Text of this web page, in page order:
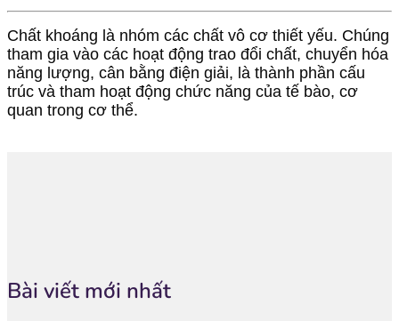
Chất khoáng là nhóm các chất vô cơ thiết yếu. Chúng
tham gia vào các hoạt động trao đổi chất, chuyển hóa
năng lượng, cân bằng điện giải, là thành phần cấu
trúc và tham hoạt động chức năng của tế bào, cơ
quan trong cơ thể.
Bài viết mới nhất